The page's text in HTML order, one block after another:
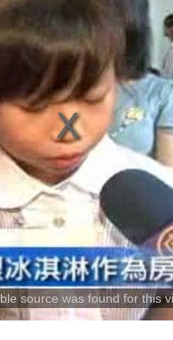
source was found for this